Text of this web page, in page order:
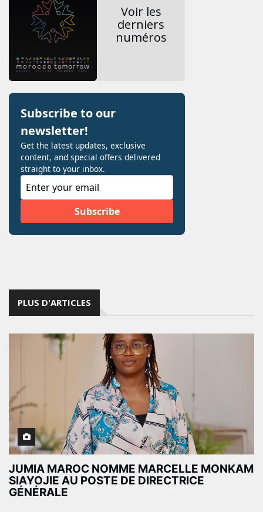
Voir les
derniers
numéros
PLUS D'ARTICLES
JUMIA MAROC NOMME MARCELLE MONKAM
SIAYOJIE AU POSTE DE DIRECTRICE
GÉNÉRALE